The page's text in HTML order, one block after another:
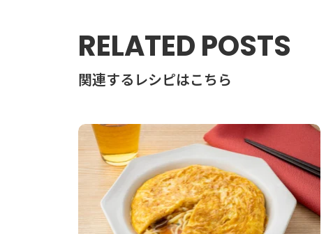
RELATED POSTS
関連するレシピはこちら